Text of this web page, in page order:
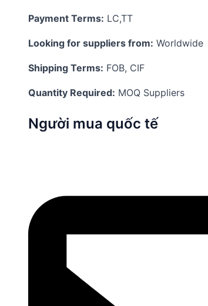
Payment Terms: LC,TT
Looking for suppliers from: Worldwide
Shipping Terms: FOB, CIF
Quantity Required: MOQ Suppliers
Người mua quốc tế